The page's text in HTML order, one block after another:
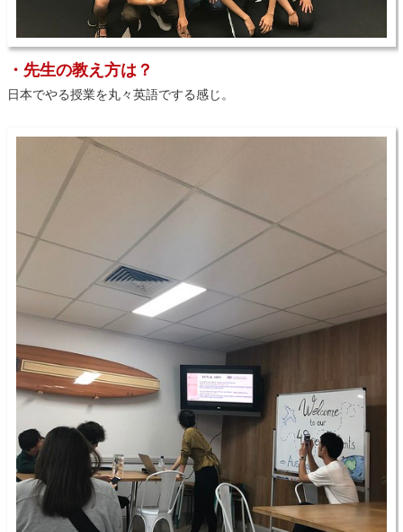
・先生の教え方は？
日本でやる授業を丸々英語でする感じ。